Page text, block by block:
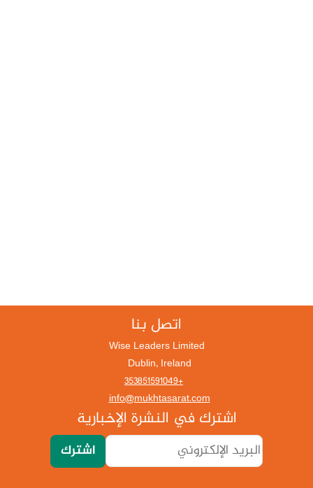
اتصل بنا
Wise Leaders Limited
Dublin, Ireland
+353851591049
info@mukhtasarat.com
اشترك في النشرة الإخبارية
اشترك